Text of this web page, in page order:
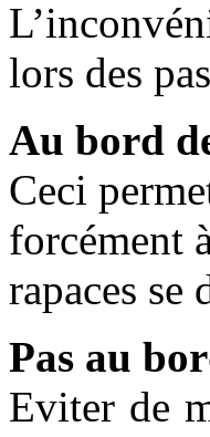
lors des
Au bord
Ceci
forcément
rapaces se
Pas au
Eviter de